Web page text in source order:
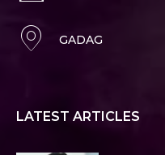
GADAG
LATEST ARTICLES